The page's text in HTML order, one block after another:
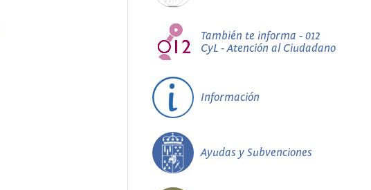
También te informa - 012
CyL - Atención al Ciudadano
Información
Ayudas y Subvenciones